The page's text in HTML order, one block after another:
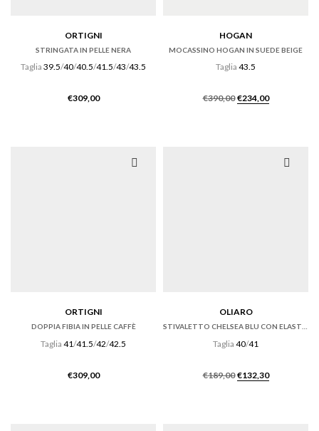
ORTIGNI
STRINGATA IN PELLE NERA
Taglia 39.5/40/40.5/41.5/43/43.5
€309,00
HOGAN
MOCASSINO HOGAN IN SUEDE BEIGE
Taglia 43.5
€390,00 Il
€234,00Il
ORTIGNI
DOPPIA FIBIA IN PELLE CAFFÈ
Taglia 41/41.5/42/42.5
€309,00
OLIARO
STIVALETTO CHELSEA BLU CON ELASTICI LATERALI
Taglia 40/41
€189,00 Il
€132,30Il